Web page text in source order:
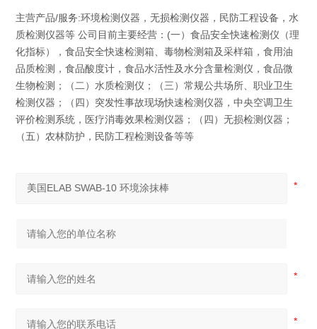
主营产品/服务:环境检测仪器，无损检测仪器，民防工程设备，水
质检测仪器等 公司目前主要经营：(一）食品安全快速检测仪（理
化指标），食品安全快速检测箱、毒物检测箱及采样箱，食用油
品质检测，食品酸度计，食品水活性及水分含量检测仪，食品微
生物检测；（二）水质检测仪；（三）常规公共场所、职业卫生
检测仪器；（四）突发性事故现场快速检测仪器，中央空调卫生
评价检测系统，医疗消毒效果检测仪器；（四）无损检测仪器；
（五）农林防护，民防工程检测设备等等